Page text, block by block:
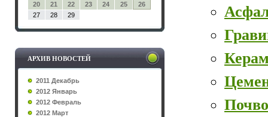
20
21 22 23 24 25
26
27
28 29
АРХИВ НОВОСТЕЙ
2011 Декабрь
2012 Январь
2012 Февраль
2012 Март